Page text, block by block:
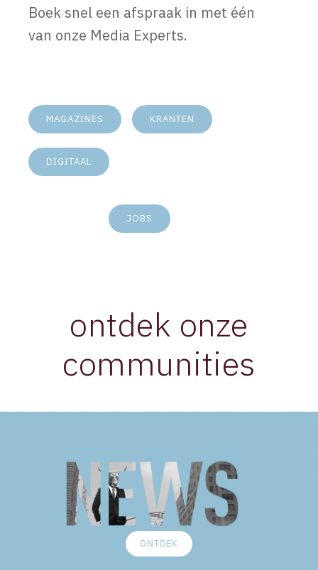
Boek snel een afspraak in met één
van onze Media Experts.
MAGAZINES KRANTEN
DIGITAAL
JOBS
ontdek onze
communities
ONTDEK